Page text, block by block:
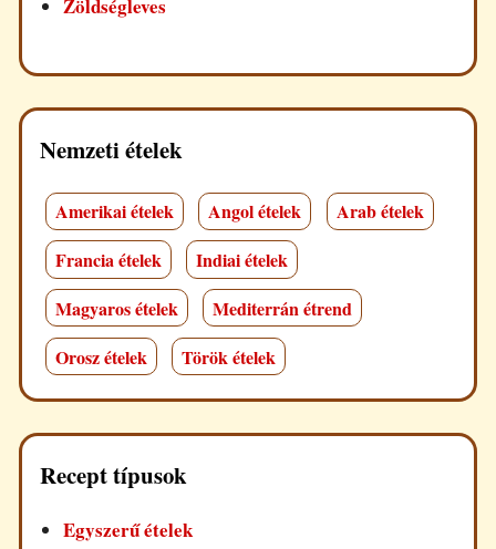
Zöldségleves
Nemzeti ételek
Amerikai ételek Angol ételek
Arab ételek
Francia ételek
Indiai ételek
Magyaros ételek
Mediterrán étrend
Orosz ételek
Török ételek
Recept típusok
Egyszerű ételek